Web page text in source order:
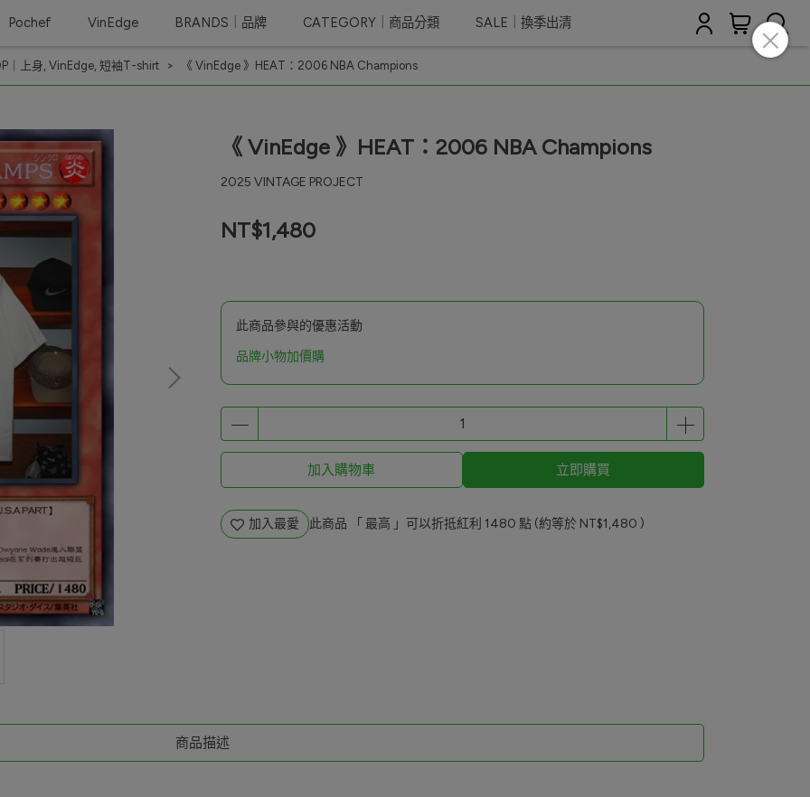
Pochef VinEdge BRANDS｜品牌 CATEGORY｜商品分類 SALE｜換季出清
｜上身, VinEdge, 短袖T-shirt 《 VinEdge 》HEAT：2006 NBA Champions
《 VinEdge 》HEAT：2006 NBA Champions
2025 VINTAGE PROJECT
NT$1,480
此商品參與的優惠活動
品牌小物加價購
加入購物車 立即購買
加入最愛 此商品 「 最高 」可以折抵紅利 1480 點 (約等於 NT$1,480 )
商品描述